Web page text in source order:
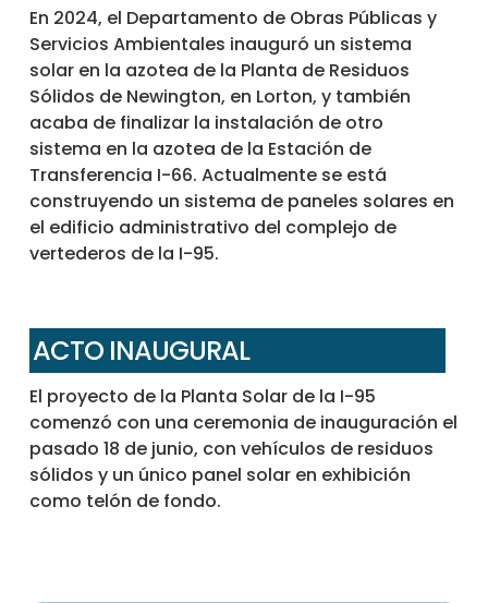
En 2024, el Departamento de Obras Públicas y
Servicios Ambientales inauguró un sistema
solar en la azotea de la Planta de Residuos
Sólidos de Newington, en Lorton, y también
acaba de finalizar la instalación de otro
sistema en la azotea de la Estación de
Transferencia I-66. Actualmente se está
construyendo un sistema de paneles solares en
el edificio administrativo del complejo de
vertederos de la I-95.
ACTO INAUGURAL
El proyecto de la Planta Solar de la I-95
comenzó con una ceremonia de inauguración el
pasado 18 de junio, con vehículos de residuos
sólidos y un único panel solar en exhibición
como telón de fondo.